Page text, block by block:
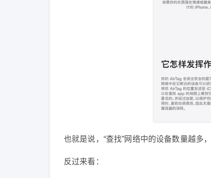
也就是说，“查找”网络中的设备数量越多
反过来看：